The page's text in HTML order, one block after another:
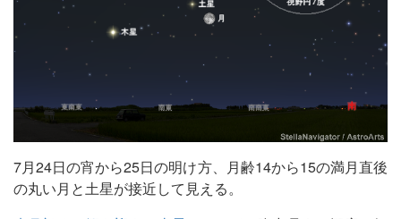
7月24日の宵から25日の明け方、月齢14から15の満月直後
の丸い月と土星が接近して見える。